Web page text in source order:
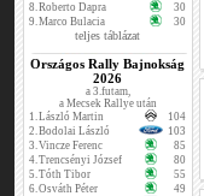
8.Roberto Dapra
30
9.Marco Bulacia 30
teljes táblázat
Országos Rally Bajnokság
2026
a 3.futam,
a Mecsek Rallye után
1.László Martin
104
2.Bodolai László
103
3.Vincze Ferenc
85
4.Trencsényi József
80
5.Tóth Tibor
55
6.Osváth Péter
49